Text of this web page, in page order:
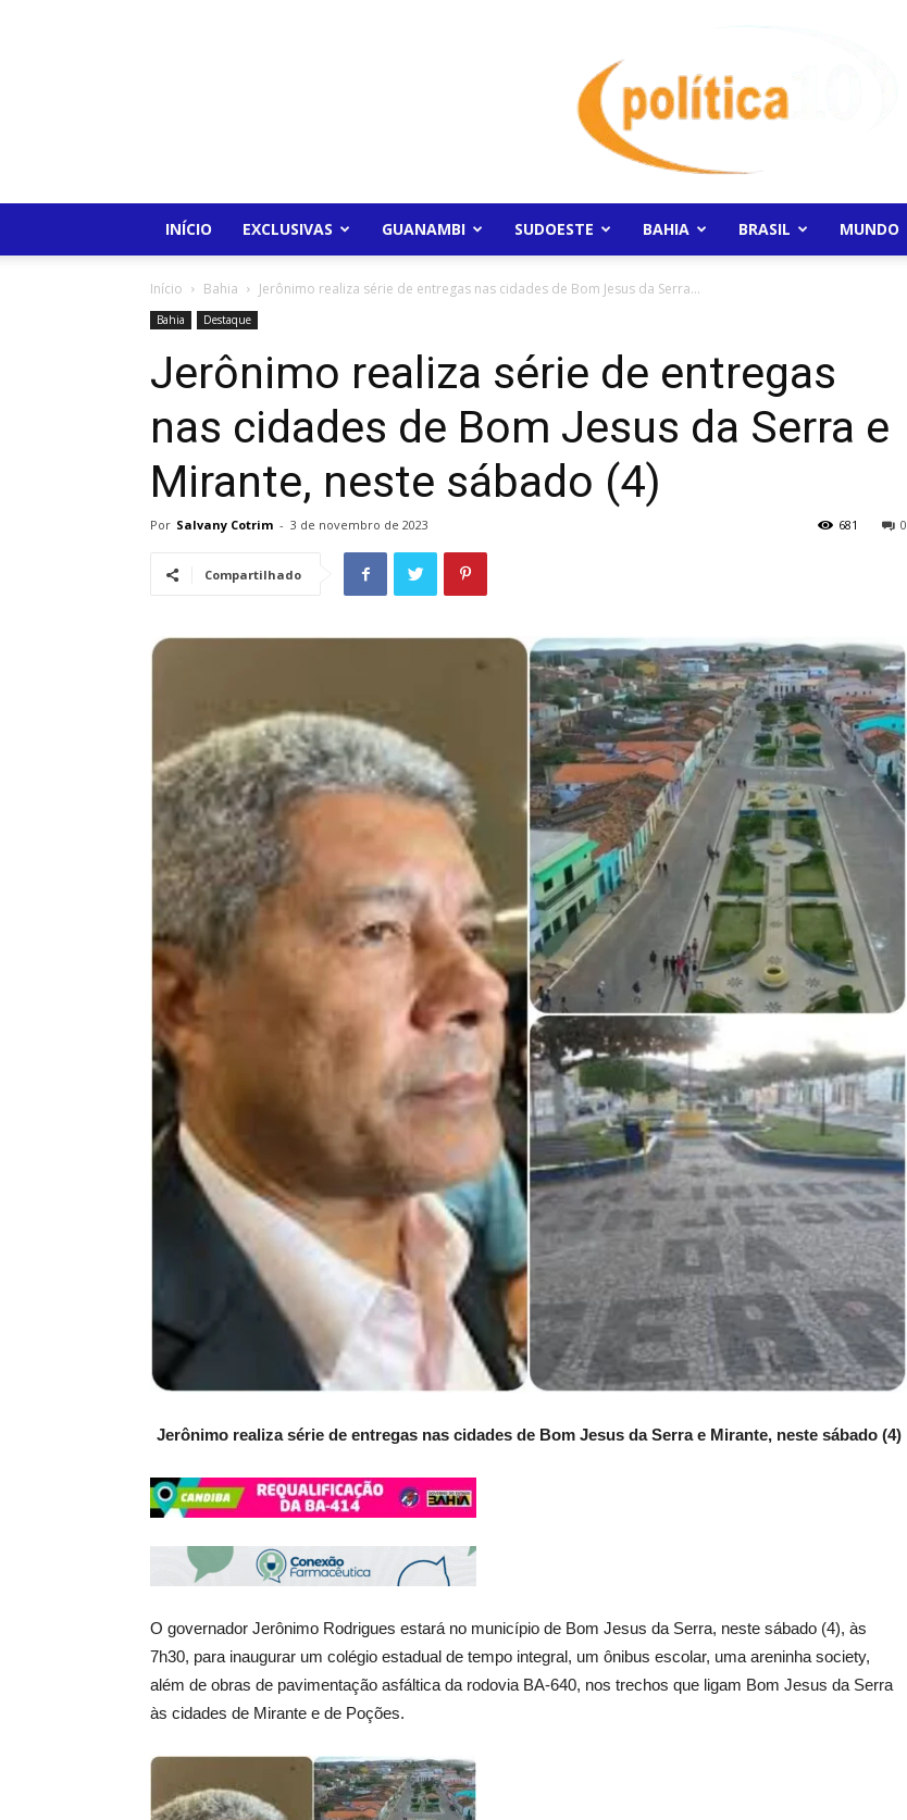
INÍCIO EXCLUSIVAS GUANAMBI SUDOESTE BAHIA BRASIL MUNDO
Início Bahia Jerônimo realiza série de entregas nas cidades de Bom Jesus da Serra...
Bahia Destaque
Jerônimo realiza série de entregas
nas cidades de Bom Jesus da Serra e
Mirante, neste sábado (4)
Por Salvany Cotrim - 3 de novembro de 2023 0
681
Compartilhado
Jerônimo realiza série de entregas nas cidades de Bom Jesus da Serra e Mirante, neste sábado (4)
O governador Jerônimo Rodrigues estará no município de Bom Jesus da Serra, neste sábado (4), às
7h30, para inaugurar um colégio estadual de tempo integral, um ônibus escolar, uma areninha society,
além de obras de pavimentação asfáltica da rodovia BA-640, nos trechos que ligam Bom Jesus da Serra
às cidades de Mirante e de Poções.